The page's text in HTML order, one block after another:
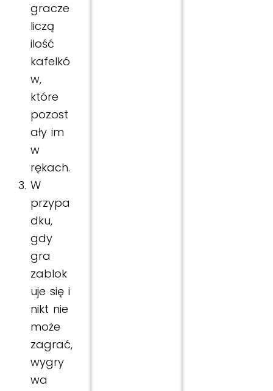
gracze
liczą
ilość
kafelkó
w,
które
pozost
ały im
w
rękach.
W
przypa
dku,
gdy
gra
zablok
uje się i
nikt nie
może
zagrać,
wygry
wa